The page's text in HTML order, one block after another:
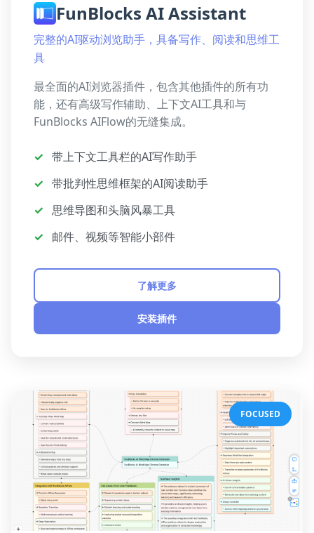
FunBlocks AI Assistant
完整的AI驱动浏览助手，具备写作、阅读和思维工
具
最全面的AI浏览器插件，包含其他插件的所有功
能，还有高级写作辅助、上下文AI工具和与
FunBlocks AIFlow的无缝集成。
✓ 带上下文工具栏的AI写作助手
✓ 带批判性思维框架的AI阅读助手
✓ 思维导图和头脑风暴工具
✓
邮件、视频等智能小部件
了解更多
安装插件
FOCUSED